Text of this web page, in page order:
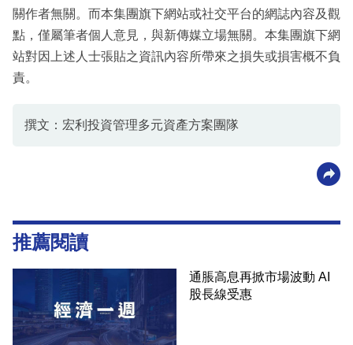
關作者無關。而本集團旗下網站或社交平台的網誌內容及觀
點，僅屬筆者個人意見，與新傳媒立場無關。本集團旗下網
站對因上述人士張貼之資訊內容所帶來之損失或損害概不負
責。
撰文：宏利投資管理多元資產方案團隊
推薦閱讀
通脹高息再掀市場波動 AI
股長線受惠